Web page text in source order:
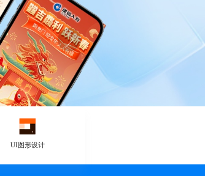
UI图形设计